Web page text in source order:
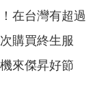
！在台灣有超過
購買終生服
來傑昇好節